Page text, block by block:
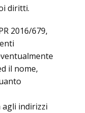
diritti.
2016/679,
il nome,
indirizzi